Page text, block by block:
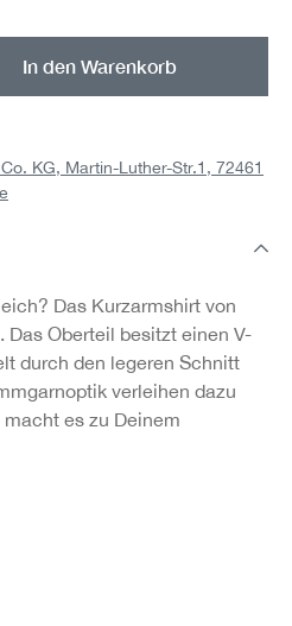
den gewünschten
In den Warenkorb
KG, Martin-Luther-Str.1, 72461
Das Kurzarmshirt von
Das Oberteil besitzt einen V-
durch den legeren Schnitt
verleihen dazu
es zu Deinem